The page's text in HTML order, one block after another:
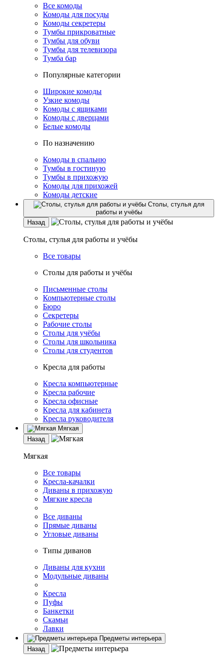
Все комоды
Комоды для посуды
Комоды секретеры
Тумбы прикроватные
Тумбы для обуви
Тумбы для телевизора
Тумба бар
Популярные категории
Широкие комоды
Узкие комоды
Комоды с ящиками
Комоды с дверцами
Белые комоды
По назначению
Комоды в спальню
Тумбы в гостиную
Тумбы в прихожую
Комоды для прихожей
Комоды детские
Столы, стулья для
работы и учёбы
Назад
Столы, стулья для работы и учёбы
Все товары
Столы для работы и учёбы
Письменные столы
Компьютерные столы
Бюро
Секретеры
Рабочие столы
Столы для учёбы
Столы для школьника
Столы для студентов
Кресла для работы
Кресла компьютерные
Кресла рабочие
Кресла офисные
Кресла для кабинета
Кресла руководителя
Мягкая
Назад
Мягкая
Все товары
Кресла-качалки
Диваны в прихожую
Мягкие кресла
Все диваны
Прямые диваны
Угловые диваны
Типы диванов
Диваны для кухни
Модульные диваны
Кресла
Пуфы
Банкетки
Скамьи
Лавки
Предметы интерьера
Назад